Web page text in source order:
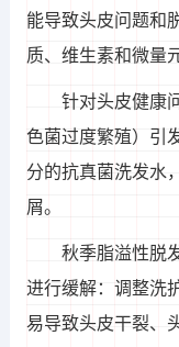
能导致头皮问题和
质、维生素和微量
针对头皮健康
色菌过度繁殖）引
分的抗真菌洗发水
屑。
秋季脂溢性脱
进行缓解：调整洗
易导致头皮干裂、